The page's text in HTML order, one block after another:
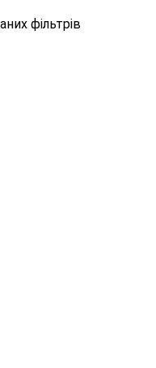
фільтрів